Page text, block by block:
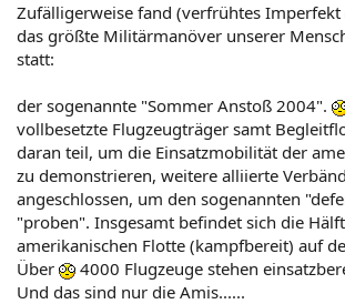
Zufälligerweise fand (verfrühtes Imperfekt
das größte Militärmanöver unserer
statt:
der sogenannte "Sommer Anstoß 2004".
vollbesetzte Flugzeugträger samt
daran teil, um die Einsatzmobilität der
zu demonstrieren, weitere alliierte
angeschlossen, um den sogenannten
"proben". Insgesamt befindet sich die
amerikanischen Flotte (kampfbereit) auf
Über
4000 Flugzeuge stehen
Und das sind nur die Amis......